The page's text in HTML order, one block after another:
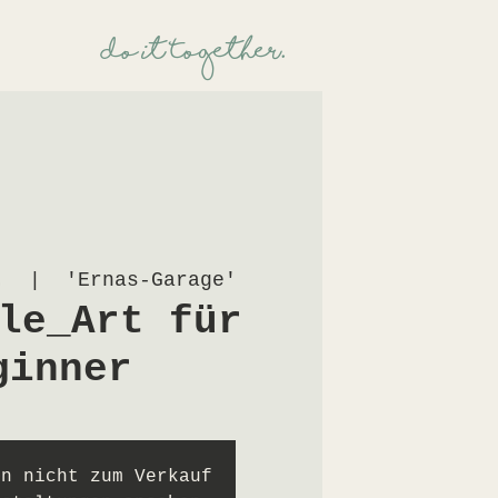
Üdo it TogetheR.
'Ernas-Garage'
für
nicht zum Verkauf